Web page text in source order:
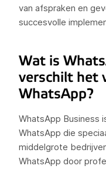
van afspraken en
succesvolle
Wat is
verschilt het
WhatsApp?
WhatsApp Business
WhatsApp die
middelgrote
WhatsApp door